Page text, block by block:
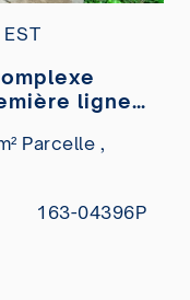
ligne
Parcelle ,
163-04396P